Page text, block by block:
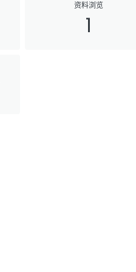
资料浏览
1